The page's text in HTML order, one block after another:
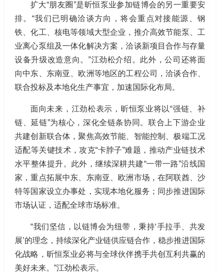
扩大“朋友圈”是昕恒泵业参加链博会的另一重要安
排。“我们已明确洽谈方向，将会重点对接能源、钢
铁、化工、核电等领域大型企业，推介高效节能泵、工
业离心泵组及一体化解决方案，洽谈新项目合作与存量
设备升级改造意向。”江劲松介绍。此外，公司还将面
向中东、东南亚、欧洲等地区的工程公司，洽谈合作、
联合投标及本地化生产事宜，加速国际化布局。
面向未来，江劲松表示，昕恒泵业将以“强链、补
链、延链”为核心，深化全链条协同。联合上下游企业
共建创新联合体，聚焦高效节能、智能控制、极端工况
适配等关键技术，攻克“卡脖子”难题，推动产业链技术
水平整体提升。此外，继续深耕共建“一带一路”沿线国
家，重点拓展中东、东南亚、欧洲市场，在阿联酋、沙
特等国家设立办事处，实现本地化服务；同步推进国际
市场认证，适配全球市场标准。
“我们坚信，以链博会为纽带，秉持‘手拉手、共发
展’的理念，持续深化产业链供应链合作，稳步推进国际
化战略，昕恒泵业必将与全球伙伴携手共创互利共赢的
美好未来。”江劲松表示。